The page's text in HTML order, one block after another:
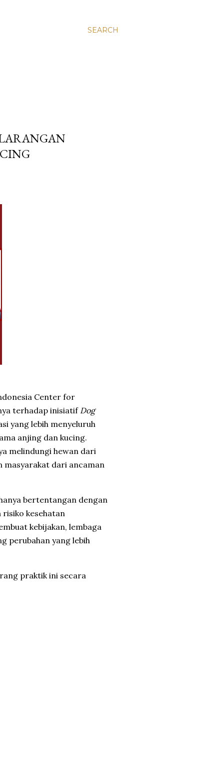
SEARCH
Center for
terhadap inisiatif Dog
yang lebih menyeluruh
anjing dan kucing.
melindungi hewan dari
masyarakat dari ancaman
bertentangan dengan
kesehatan
kebijakan, lembaga
perubahan yang lebih
praktik ini secara